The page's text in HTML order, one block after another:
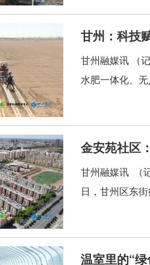
甘州：科技
甘州融媒讯 （
水肥一体化、
金安苑社区
甘州融媒讯 （
日，甘州区东
温室里的“